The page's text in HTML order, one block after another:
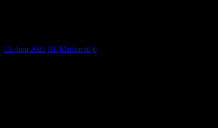
13. Juni 2021 BL Mach mit! 0